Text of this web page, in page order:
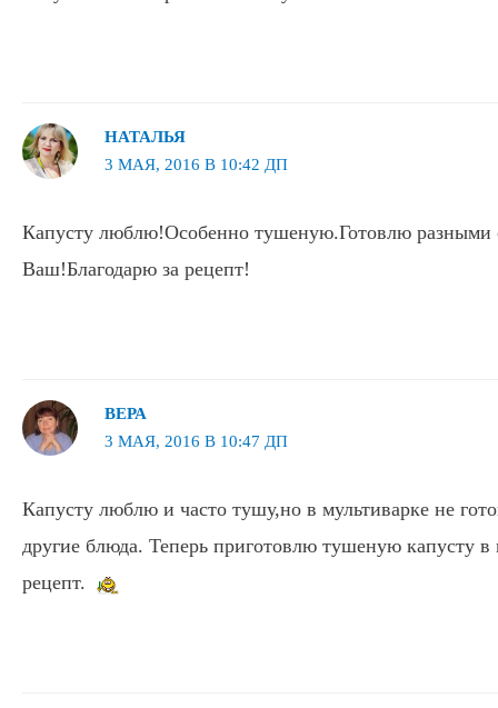
НАТАЛЬЯ
3 МАЯ, 2016 В 10:42 ДП
Капусту люблю!Особенно тушеную.Готовлю разными
Ваш!Благодарю за рецепт!
ВЕРА
3 МАЯ, 2016 В 10:47 ДП
Капусту люблю и часто тушу,но в мультиварке не
другие блюда. Теперь приготовлю тушеную капусту в
рецепт.